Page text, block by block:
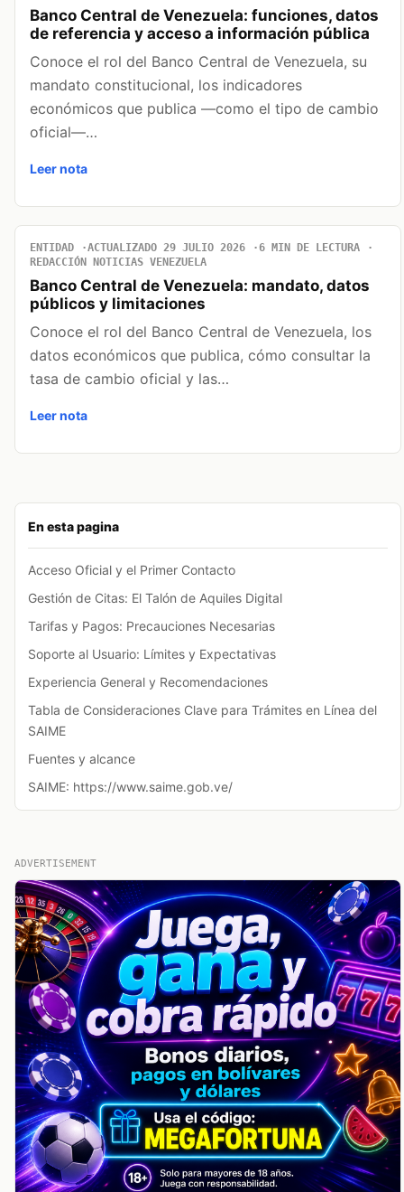
En esta pagina
Acceso Oficial y el Primer Contacto
Gestión de Citas: El Talón de Aquiles Digital
Tarifas y Pagos: Precauciones Necesarias
Soporte al Usuario: Límites y Expectativas
Experiencia General y Recomendaciones
Tabla de Consideraciones Clave para Trámites en Línea del
SAIME
Fuentes y alcance
SAIME: https://www.saime.gob.ve/
Banco Central de Venezuela: funciones, datos
de referencia y acceso a información pública
Conoce el rol del Banco Central de Venezuela, su
mandato constitucional, los indicadores
económicos que publica —como el tipo de cambio
oficial—…
Leer nota
ENTIDAD ACTUALIZADO 29 JULIO 2026
6 MIN DE LECTURA
REDACCIÓN NOTICIAS VENEZUELA
Banco Central de Venezuela: mandato, datos
públicos y limitaciones
Conoce el rol del Banco Central de Venezuela, los
datos económicos que publica, cómo consultar la
tasa de cambio oficial y las…
Leer nota
ADVERTISEMENT